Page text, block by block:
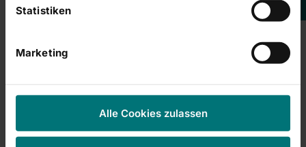
Statistiken
Marketing
Alle Cookies zulassen
bitte folgendes
Hier finden Sie unsereDatenschutzinformationen
*Pflichtfeld